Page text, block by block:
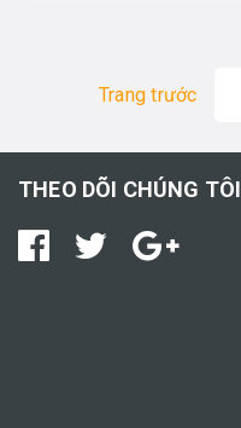
Trang trước
THEO DÕI CHÚNG TÔI